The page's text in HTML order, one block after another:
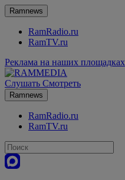
Ramnews
RamRadio.ru
RamTV.ru
Реклама на наших площадках
Слушать Смотреть
Ramnews
RamRadio.ru
RamTV.ru